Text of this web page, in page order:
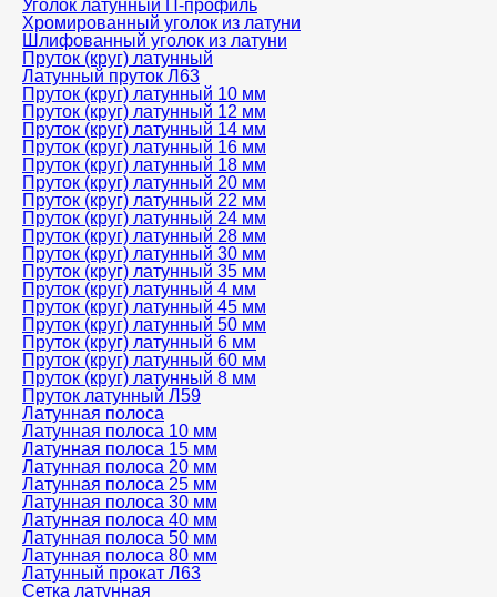
Уголок латунный П-профиль
Хромированный уголок из латуни
Шлифованный уголок из латуни
Пруток (круг) латунный
Латунный пруток Л63
Пруток (круг) латунный 10 мм
Пруток (круг) латунный 12 мм
Пруток (круг) латунный 14 мм
Пруток (круг) латунный 16 мм
Пруток (круг) латунный 18 мм
Пруток (круг) латунный 20 мм
Пруток (круг) латунный 22 мм
Пруток (круг) латунный 24 мм
Пруток (круг) латунный 28 мм
Пруток (круг) латунный 30 мм
Пруток (круг) латунный 35 мм
Пруток (круг) латунный 4 мм
Пруток (круг) латунный 45 мм
Пруток (круг) латунный 50 мм
Пруток (круг) латунный 6 мм
Пруток (круг) латунный 60 мм
Пруток (круг) латунный 8 мм
Пруток латунный Л59
Латунная полоса
Латунная полоса 10 мм
Латунная полоса 15 мм
Латунная полоса 20 мм
Латунная полоса 25 мм
Латунная полоса 30 мм
Латунная полоса 40 мм
Латунная полоса 50 мм
Латунная полоса 80 мм
Латунный прокат Л63
Сетка латунная